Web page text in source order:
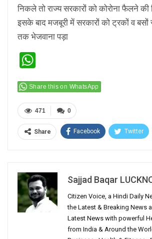
निकले तो राज्य सरकारों को कोरोना फैलने की
इसके बाद मजबूरी में सरकारों को ट्रकों व
तक भेजवाना पड़ा
Share this on WhatsApp
0
471
Share Facebook Twitter
Sajjad Baqar
Citizen Voice, a Hindi Daily
the Latest & Breaking News
Latest News with powerful
from India & Around the